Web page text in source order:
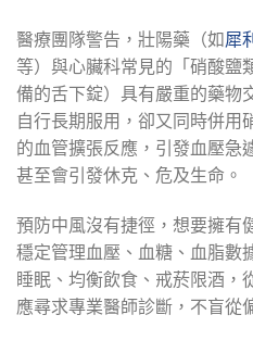
醫療團隊警告，壯陽藥（如 犀
等）與心臟科常見的「硝酸鹽
備的舌下錠）具有嚴重的藥物
自行長期服用，卻又同時併用
的血管擴張反應，引發血壓急
甚至會引發休克、危及生命。
預防中風沒有捷徑，想要擁有
穩定管理血壓、血糖、血脂數
睡眠、均衡飲食、戒菸限酒，
應尋求專業醫師診斷，不盲從